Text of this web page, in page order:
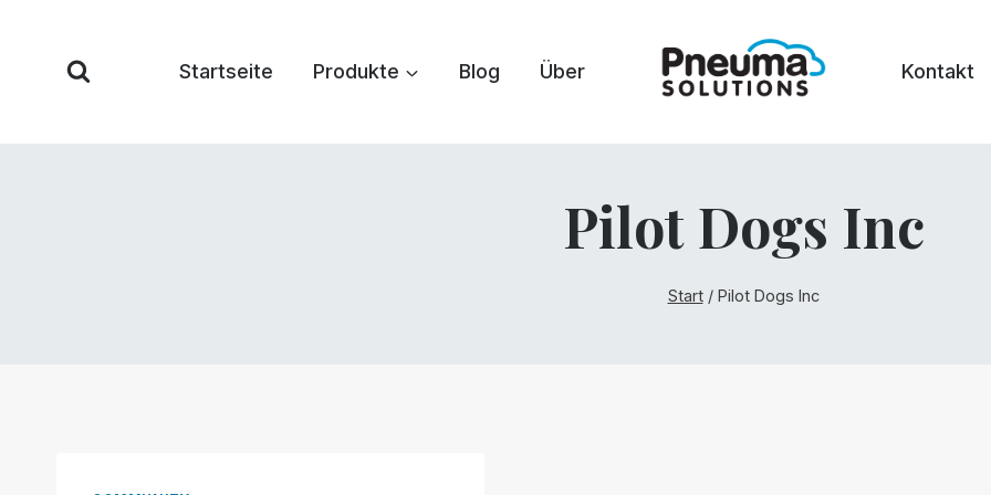
springen
Startseite Produkte Blog Über Kontakt
Pilot Dogs Inc
Start / Pilot Dogs Inc